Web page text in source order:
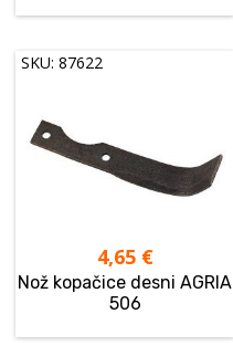
SKU: 87622
4,65 €
Nož kopačice desni AGRIA
506